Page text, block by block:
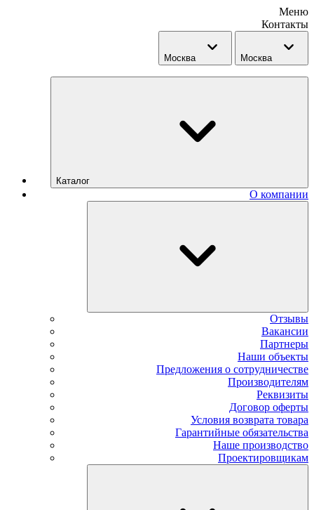
Меню
Контакты
Москва Москва
Каталог
О компании
Отзывы
Вакансии
Партнеры
Наши объекты
Предложения о сотрудничестве
Производителям
Реквизиты
Договор оферты
Условия возврата товара
Гарантийные обязательства
Наше производство
Проектировщикам